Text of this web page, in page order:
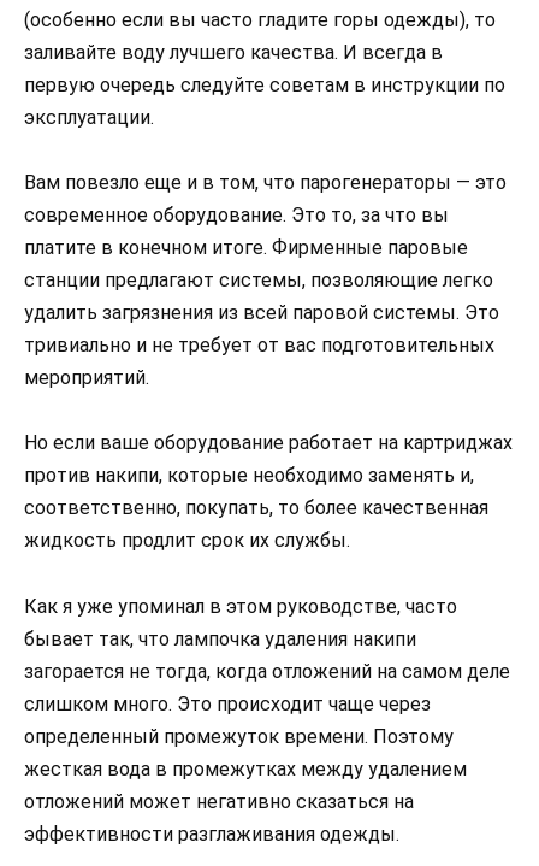
(особенно если вы часто гладите горы одежды), то
заливайте воду лучшего качества. И всегда в
первую очередь следуйте советам в инструкции по
эксплуатации.
Вам повезло еще и в том, что парогенераторы — это
современное оборудование. Это то, за что вы
платите в конечном итоге. Фирменные паровые
станции предлагают системы, позволяющие легко
удалить загрязнения из всей паровой системы. Это
тривиально и не требует от вас подготовительных
мероприятий.
Но если ваше оборудование работает на картриджах
против накипи, которые необходимо заменять и,
соответственно, покупать, то более качественная
жидкость продлит срок их службы.
Как я уже упоминал в этом руководстве, часто
бывает так, что лампочка удаления накипи
загорается не тогда, когда отложений на самом деле
слишком много. Это происходит чаще через
определенный промежуток времени. Поэтому
жесткая вода в промежутках между удалением
отложений может негативно сказаться на
эффективности разглаживания одежды.